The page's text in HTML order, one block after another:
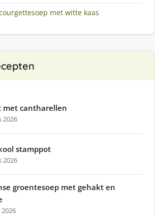
met witte kaas
met cantharellen
2026
stamppot
2026
groentesoep met gehakt en